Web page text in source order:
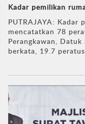
Kadar pemilikan
PUTRAJAYA: Kadar
mencatatkan 78
Perangkawan,
berkata, 19.7